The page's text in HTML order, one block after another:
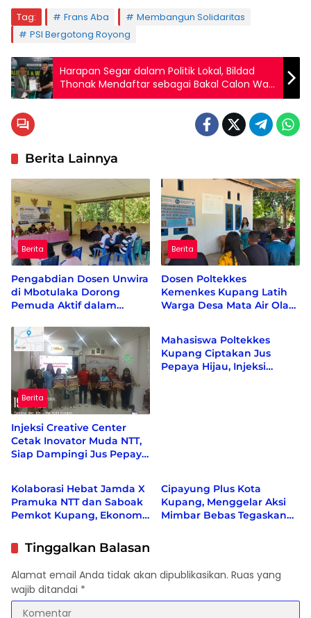
Tag: Frans Aba
Membangun Solidaritas
PSI Bergotong Royong
Harapan Segar dalam Politik Lokal, Bildad
Thonak Mendaftar sebagai Bakal Calon Wali
Kota Kupang
Berita Lainnya
Berita
Pengabdian Dosen Unwira
di Mbotulaka Dorong
Pemuda Aktif dalam
Berita
Dosen Poltekkes
Kemenkes Kupang Latih
Warga Desa Mata Air Olah
Berita
Injeksi Creative Center
Cetak Inovator Muda NTT,
Siap Dampingi Jus Pepaya
Berita
Mahasiswa Poltekkes
Kupang Ciptakan Jus
Pepaya Hijau, Injeksi
Berita
Kolaborasi Hebat Jamda X
Pramuka NTT dan Saboak
Pemkot Kupang, Ekonomi
Sosial di Kampanyekan
Cipayung Plus Kota
Kupang, Menggelar Aksi
Mimbar Bebas Tegaskan
Ir. JOKO WIDODO
Tinggalkan Balasan
Alamat email Anda tidak akan dipublikasikan. Ruas yang
wajib ditandai *